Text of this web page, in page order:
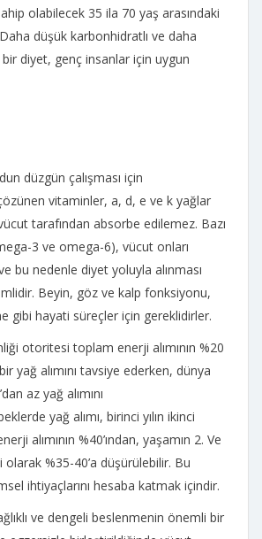
olabilecek 35 ila 70 yaş arasındaki
düşük karbonhidratlı ve daha
diyet, genç insanlar için uygun
düzgün çalışması için
vitaminler, a, d, e ve k yağlar
tarafından absorbe edilemez. Bazı
3 ve omega-6), vücut onları
bu nedenle diyet yoluyla alınması
Beyin, göz ve kalp fonksiyonu,
gibi hayati süreçler için gereklidirler.
otoritesi toplam enerji alımının %20
yağ alımını tavsiye ederken, dünya
az yağ alımını
yağ alımı, birinci yılın ikinci
alımının %40’ından, yaşamın 2. Ve
olarak %35-40’a düşürülebilir. Bu
ihtiyaçlarını hesaba katmak içindir.
ve dengeli beslenmenin önemli bir